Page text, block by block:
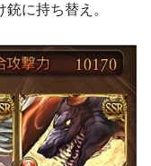
に持ち替え。